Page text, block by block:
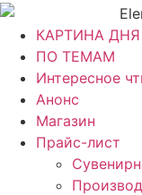
КАРТИНА ДНЯ
ПО ТЕМАМ
Интересное
Анонс
Магазин
Прайс-лист